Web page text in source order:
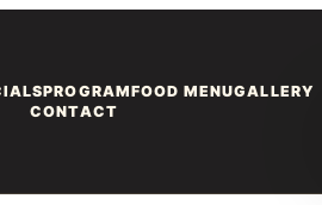
PROGRAMFOOD MENUGALLERY
CONTACT